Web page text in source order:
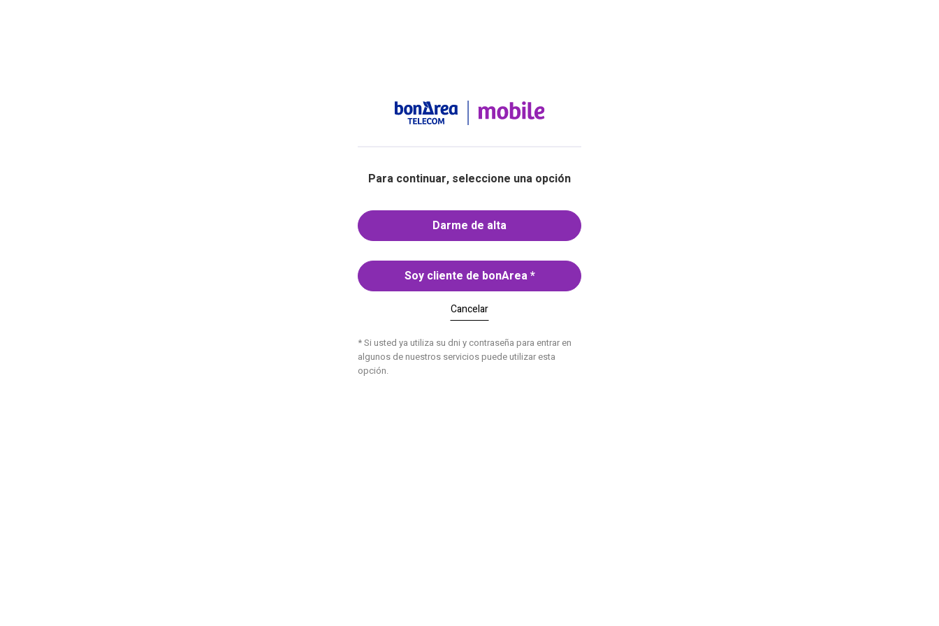
Para continuar, seleccione una opción
Darme de alta
Soy cliente de bonArea*
Cancelar
* Si usted ya utiliza su dni y contraseña para entrar en
algunos de nuestros servicios puede utilizar esta
opción.